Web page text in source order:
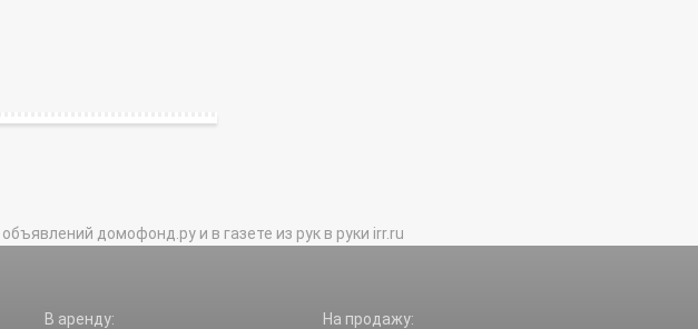
домофонд.ру и в газете из рук в руки irr.ru
В аренду: На продажу: